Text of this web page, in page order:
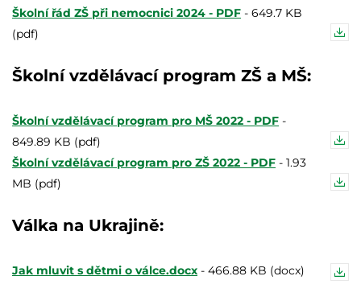
Školní řád ZŠ při nemocnici 2024 - PDF - 649.7 KB
(pdf)
Školní vzdělávací program ZŠ a MŠ:
Školní vzdělávací program pro MŠ 2022 - PDF -
849.89 KB (pdf)
Školní vzdělávací program pro ZŠ 2022 - PDF - 1.93
MB (pdf)
Válka na Ukrajině:
Jak mluvit s dětmi o válce.docx - 466.88 KB (docx)